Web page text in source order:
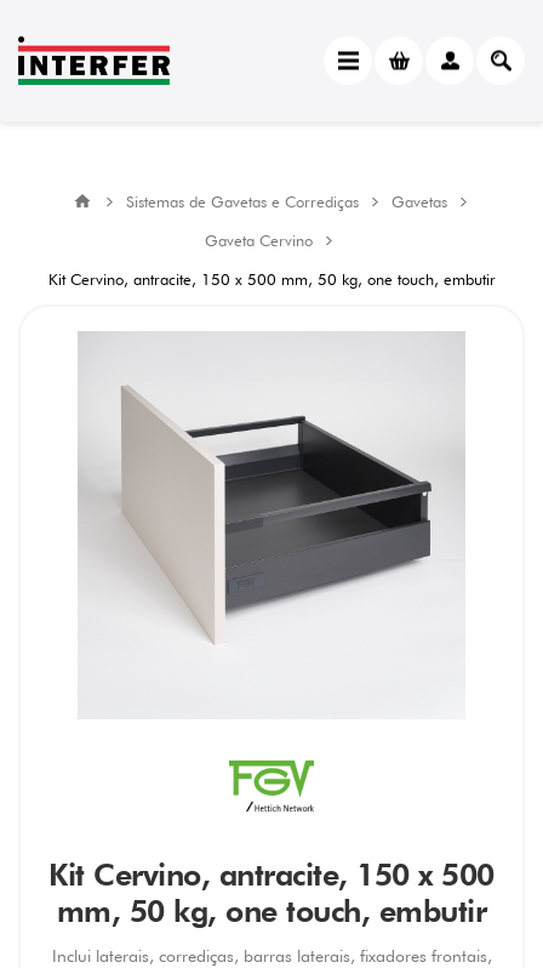
Sistemas de Gavetas e Corrediças
Gavetas
Gaveta Cervino
Kit Cervino, antracite, 150 x 500 mm, 50 kg, one touch, embutir
Kit Cervino, antracite, 150 x 500
mm, 50 kg, one touch, embutir
Inclui laterais, corrediças, barras laterais, fixadores frontais,